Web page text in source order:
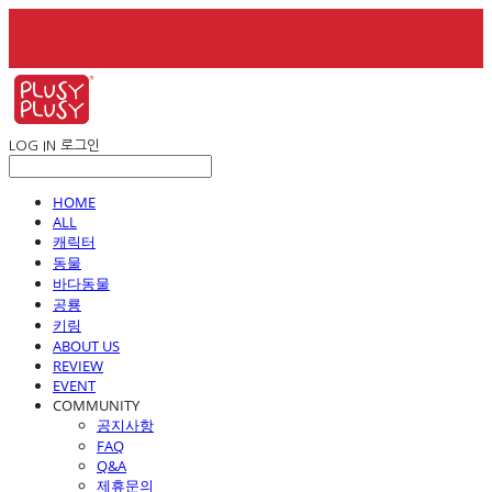
LOG IN 로그인
HOME
ALL
캐릭터
동물
바다동물
공룡
키링
ABOUT US
REVIEW
EVENT
COMMUNITY
공지사항
FAQ
Q&A
제휴문의